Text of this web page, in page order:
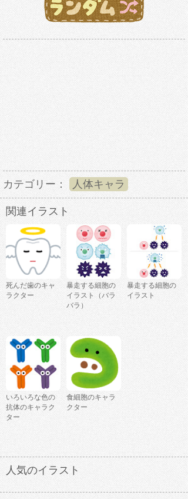
カテゴリー： 人体キャラ
関連イラスト
死んだ歯のキャ
ラクター
暴走する細胞の
イラスト（バラ
バラ）
暴走する細胞の
イラスト
いろいろな色の
抗体のキャラク
ター
食細胞のキャラ
クター
人気のイラスト